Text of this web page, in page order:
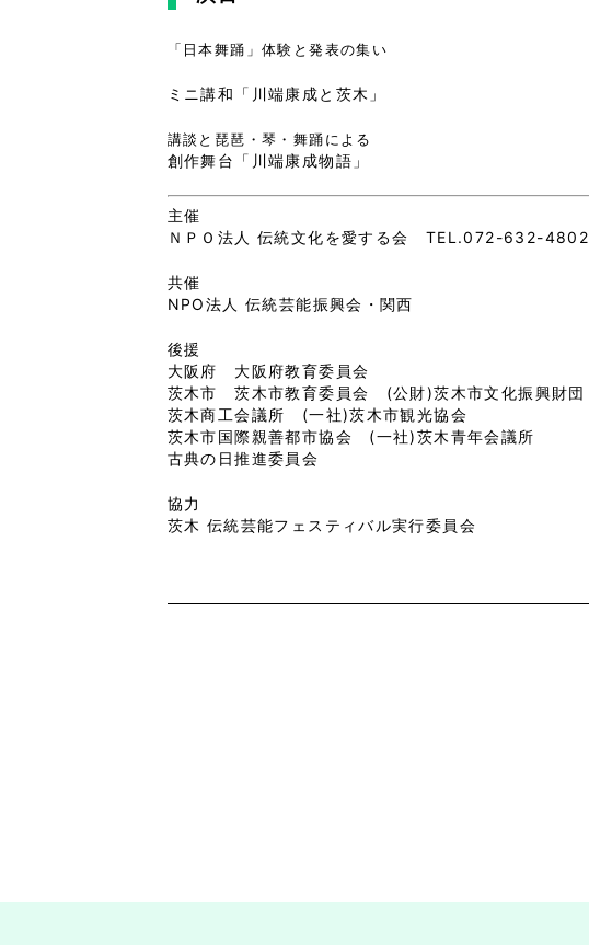
「日本舞踊」体験と発表の集い
ミニ講和「川端康成と茨木」
講談と琵琶・琴・舞踊による
創作舞台「川端康成物語」
主催
ＮＰＯ法人 伝統文化を愛する会 TEL.072-632-4802
共催
NPO法人 伝統芸能振興会・関西
後援
大阪府 大阪府教育委員会
茨木市 茨木市教育委員会 (公財)茨木市文化振興財団
茨木商工会議所 (一社)茨木市観光協会
茨木市国際親善都市協会 (一社)茨木青年会議所
古典の日推進委員会
協力
茨木 伝統芸能フェスティバル実行委員会